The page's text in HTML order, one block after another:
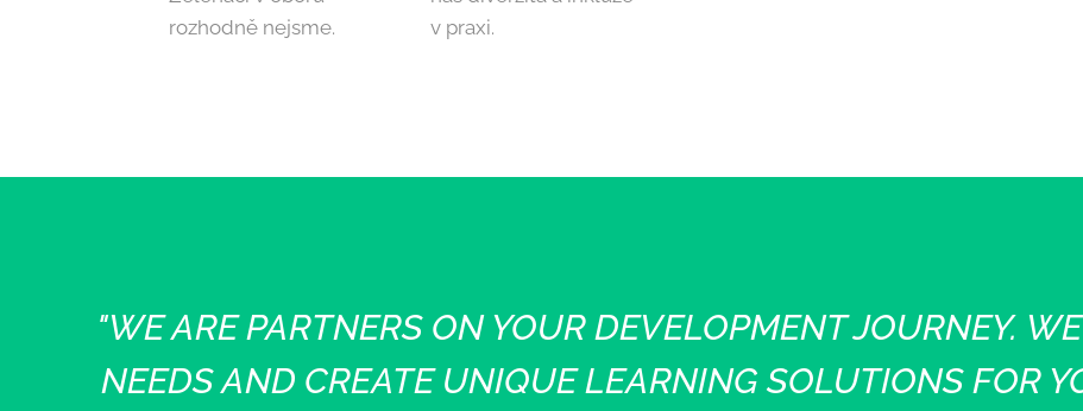
rozhodně nejsme.
v praxi.
"WE ARE PARTNERS ON YOUR DEVELOPMENT JOURNEY.
NEEDS AND CREATE UNIQUE LEARNING SOLUTIONS FOR